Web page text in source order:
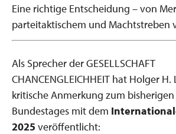
Eine richtige Entscheidung – von
parteitaktischem und Machtstreben
Als Sprecher der GESELLSCHAFT
CHANCENGLEICHHEIT hat Holger
kritische Anmerkung zum
Bundestages mit dem
2025 veröffentlicht: